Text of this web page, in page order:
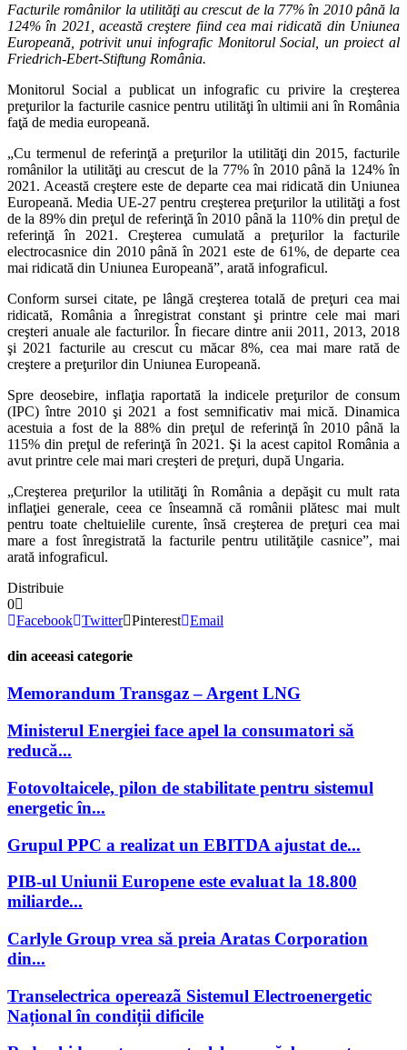
Facturile românilor la utilităţi au crescut de la 77% în 2010 până la
124% în 2021, această creştere fiind cea mai ridicată din Uniunea
Europeană, potrivit unui infografic Monitorul Social, un proiect al
Friedrich-Ebert-Stiftung România.
Monitorul Social a publicat un infografic cu privire la creşterea
preţurilor la facturile casnice pentru utilităţi în ultimii ani în România
faţă de media europeană.
„Cu termenul de referinţă a preţurilor la utilităţi din 2015, facturile
românilor la utilităţi au crescut de la 77% în 2010 până la 124% în
2021. Această creştere este de departe cea mai ridicată din Uniunea
Europeană. Media UE-27 pentru creşterea preţurilor la utilităţi a fost
de la 89% din preţul de referinţă în 2010 până la 110% din preţul de
referinţă în 2021. Creşterea cumulată a preţurilor la facturile
electrocasnice din 2010 până în 2021 este de 61%, de departe cea
mai ridicată din Uniunea Europeană”, arată infograficul.
Conform sursei citate, pe lângă creşterea totală de preţuri cea mai
ridicată, România a înregistrat constant şi printre cele mai mari
creşteri anuale ale facturilor. În fiecare dintre anii 2011, 2013, 2018
şi 2021 facturile au crescut cu măcar 8%, cea mai mare rată de
creştere a preţurilor din Uniunea Europeană.
Spre deosebire, inflaţia raportată la indicele preţurilor de consum
(IPC) între 2010 şi 2021 a fost semnificativ mai mică. Dinamica
acestuia a fost de la 88% din preţul de referinţă în 2010 până la
115% din preţul de referinţă în 2021. Şi la acest capitol România a
avut printre cele mai mari creşteri de preţuri, după Ungaria.
„Creşterea preţurilor la utilităţi în România a depăşit cu mult rata
inflaţiei generale, ceea ce înseamnă că românii plătesc mai mult
pentru toate cheltuielile curente, însă creşterea de preţuri cea mai
mare a fost înregistrată la facturile pentru utilităţile casnice”, mai
arată infograficul.
Distribuie
0
Facebook Twitter Pinterest Email
din aceeasi categorie
Memorandum Transgaz – Argent LNG
Ministerul Energiei face apel la consumatori să
reducă...
Fotovoltaicele, pilon de stabilitate pentru sistemul
energetic în...
Grupul PPC a realizat un EBITDA ajustat de...
PIB-ul Uniunii Europene este evaluat la 18.800
miliarde...
Carlyle Group vrea să preia Aratas Corporation
din...
Transelectrica opereazã Sistemul Electroenergetic
Național în condiții dificile